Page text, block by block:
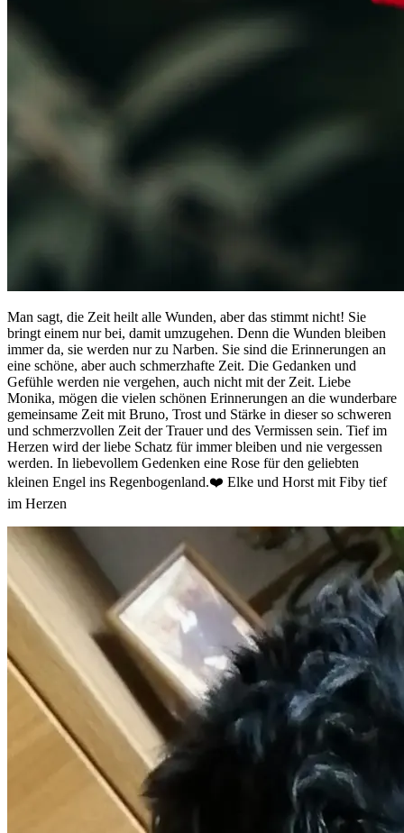
Man sagt, die Zeit heilt alle Wunden, aber das stimmt nicht! Sie
bringt einem nur bei, damit umzugehen. Denn die Wunden bleiben
immer da, sie werden nur zu Narben. Sie sind die Erinnerungen an
eine schöne, aber auch schmerzhafte Zeit. Die Gedanken und
Gefühle werden nie vergehen, auch nicht mit der Zeit. Liebe
Monika, mögen die vielen schönen Erinnerungen an die wunderbare
gemeinsame Zeit mit Bruno, Trost und Stärke in dieser so schweren
und schmerzvollen Zeit der Trauer und des Vermissen sein. Tief im
Herzen wird der liebe Schatz für immer bleiben und nie vergessen
werden. In liebevollem Gedenken eine Rose für den geliebten
kleinen Engel ins Regenbogenland.❤️ Elke und Horst mit Fiby tief
im Herzen